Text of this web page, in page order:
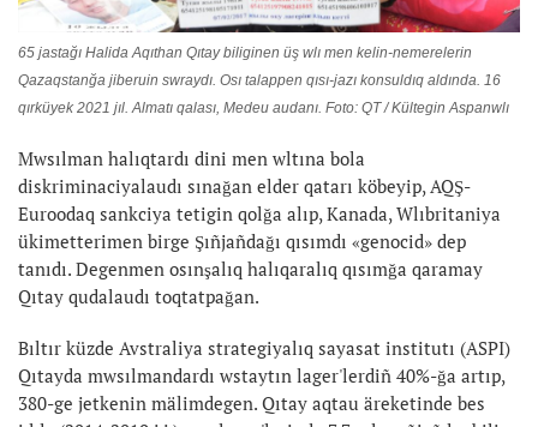
65 jastağı Halida Aqıthan Qıtay biliginen üş wlı men kelin-nemerelerin
Qazaqstanğa jiberuin swraydı. Osı talappen qısı-jazı konsuldıq aldında. 16
qırküyek 2021 jıl. Almatı qalası, Medeu audanı. Foto: QT / Kültegin Aspanwlı
Mwsılman halıqtardı dini men wltına bola
diskriminaciyalaudı sınağan elder qatarı köbeyip, AQŞ-
Euroodaq sankciya tetigin qolğa alıp, Kanada, Wlıbritaniya
ükimetterimen birge Şıñjañdağı qısımdı «genocid» dep
tanıdı. Degenmen osınşalıq halıqaralıq qısımğa qaramay
Qıtay qudalaudı toqtatpağan.
Bıltır küzde Avstraliya strategiyalıq sayasat institutı (ASPI)
Qıtayda mwsılmandardı wstaytın lager'lerdiñ 40%-ğa artıp,
380-ge jetkenin mälimdegen. Qıtay aqtau äreketinde bes